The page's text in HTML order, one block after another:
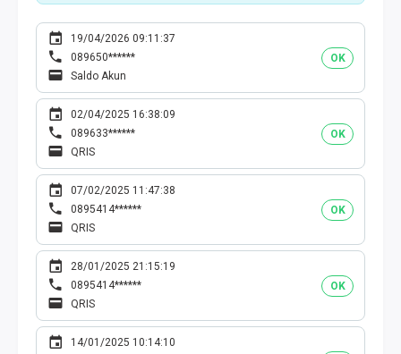
OK
19/04/2026 09:11:37
089650******
Saldo Akun
OK
02/04/2025 16:38:09
089633******
QRIS
OK
07/02/2025 11:47:38
0895414******
QRIS
OK
28/01/2025 21:15:19
0895414******
QRIS
14/01/2025 10:14:10